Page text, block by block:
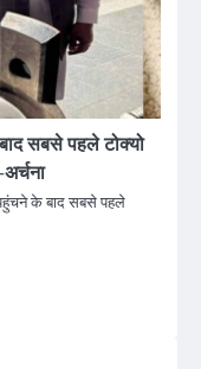
सबसे पहले टोक्यो
पहुंचने के बाद सबसे पहले